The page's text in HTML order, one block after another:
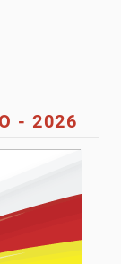
- 2026